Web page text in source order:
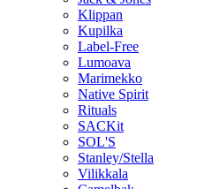
Klippan
Kupilka
Label-Free
Lumoava
Marimekko
Native Spirit
Rituals
SACKit
SOL'S
Stanley/Stella
Vilikkala